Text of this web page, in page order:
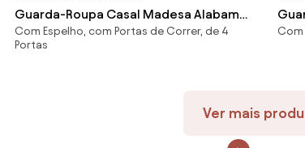
Guarda-Roupa Casal Madesa Alabama
4 Portas de Correr com Espelhos
Branco Cor:Branco
Com Espelho, com Portas de Correr, de 4
Portas
Com
Ver mais